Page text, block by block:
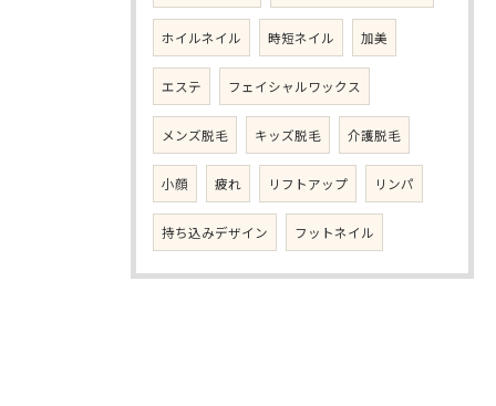
ホイルネイル 時短ネイル 加美
エステ フェイシャルワックス
メンズ脱毛 キッズ脱毛 介護脱毛
小顔 疲れ リフトアップ リンパ
持ち込みデザイン フットネイル